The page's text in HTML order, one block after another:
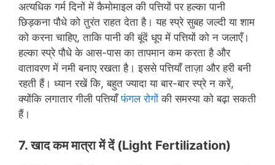
अत्यधिक गर्म दिनों में कैमोमाइल की पत्तियों पर हल्का पानी
छिड़कना पौधे को तुरंत राहत देता है। यह स्प्रे सुबह जल्दी या शाम
को करना चाहिए, ताकि पानी की बूंदें धूप में पत्तियों को न जलाएँ।
हल्का स्प्रे पौधे के आस-पास का तापमान कम करता है और
वातावरण में नमी बनाए रखता है। इससे पत्तियाँ ताज़ा और हरी बनी
रहती हैं। ध्यान रखें कि, बहुत ज्यादा या बार-बार स्प्रे न करें,
क्योंकि लगातार गीली पत्तियाँफंगल रोगों की समस्या को बढ़ा सकती
हैं।
7.खाद कम मात्रा में दें (Light Fertilization)